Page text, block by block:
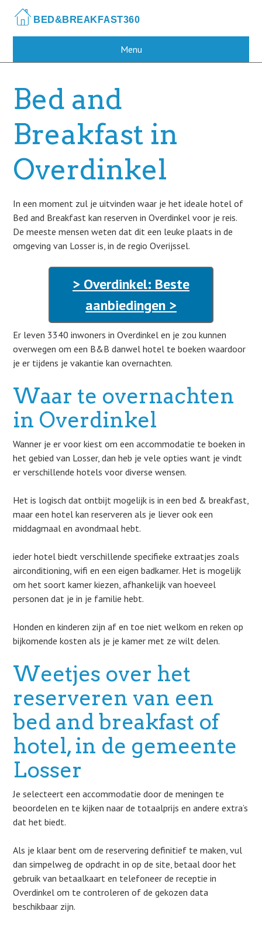
main
Menu
Bed and
Breakfast in
Overdinkel
In een moment zul je uitvinden waar je het ideale hotel of
Bed and Breakfast kan reserven in Overdinkel voor je reis.
De meeste mensen weten dat dit een leuke plaats in de
omgeving van Losser is, in de regio Overijssel.
> Overdinkel: Beste
aanbiedingen >
Er leven 3340 inwoners in Overdinkel en je zou kunnen
overwegen om een B&B danwel hotel te boeken waardoor
je er tijdens je vakantie kan overnachten.
Waar te overnachten
in Overdinkel
Wanner je er voor kiest om een accommodatie te boeken in
het gebied van Losser, dan heb je vele opties want je vindt
er verschillende hotels voor diverse wensen.
Het is logisch dat ontbijt mogelijk is in een bed & breakfast,
maar een hotel kan reserveren als je liever ook een
middagmaal en avondmaal hebt.
ieder hotel biedt verschillende specifieke extraatjes zoals
airconditioning, wifi en een eigen badkamer. Het is mogelijk
om het soort kamer kiezen, afhankelijk van hoeveel
personen dat je in je familie hebt.
Honden en kinderen zijn af en toe niet welkom en reken op
bijkomende kosten als je je kamer met ze wilt delen.
Weetjes over het
reserveren van een
bed and breakfast of
hotel, in de gemeente
Losser
Je selecteert een accommodatie door de meningen te
beoordelen en te kijken naar de totaalprijs en andere extra’s
dat het biedt.
Als je klaar bent om de reservering definitief te maken, vul
dan simpelweg de opdracht in op de site, betaal door het
gebruik van betaalkaart en telefoneer de receptie in
Overdinkel om te controleren of de gekozen data
beschikbaar zijn.